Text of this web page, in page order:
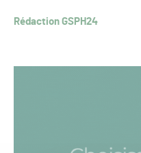
Rédaction GSPH24